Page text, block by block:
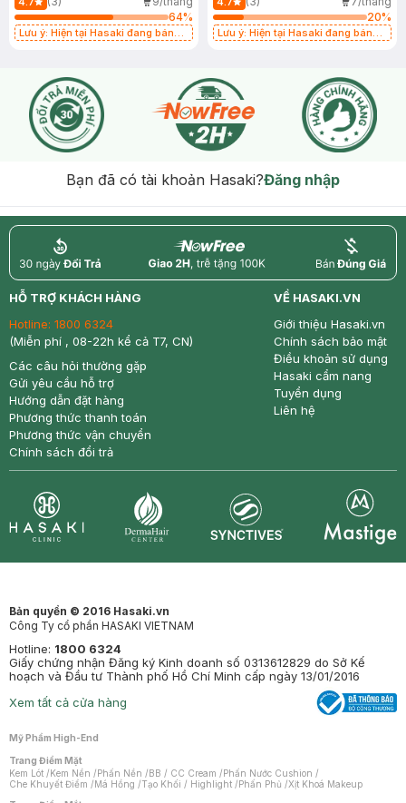
64%
Lưu ý: Hiện tại Hasaki đang bán
20%
Lưu ý: Hiện tại Hasaki đang bán
Bạn đã có tài khoản Hasaki?Đăng nhập
return nowfree price
HỖ TRỢ KHÁCH HÀNG
Hotline: 1800 6324
(Miễn phí , 08-22h kể cả T7, CN)
Các câu hỏi thường gặp
Gửi yêu cầu hỗ trợ
Hướng dẫn đặt hàng
Phương thức thanh toán
Phương thức vận chuyển
Chính sách đổi trả
VỀ HASAKI.VN
Giới thiệu Hasaki.vn
Chính sách bảo mật
Điều khoản sử dụng
Hasaki cẩm nang
Tuyển dụng
Liên hệ
Bản quyền © 2016 Hasaki.vn
Công Ty cổ phần HASAKI VIETNAM
Hotline: 1800 6324
Giấy chứng nhận Đăng ký Kinh doanh số 0313612829 do Sở Kế
hoạch và Đầu tư Thành phố Hồ Chí Minh cấp ngày 13/01/2016
Xem tất cả cửa hàng
Mỹ Phẩm High-End
Trang Điểm Mặt
Kem Lót /Kem Nền /Phấn Nền /BB / CC Cream /Phấn Nước Cushion /
Che Khuyết Điểm /Má Hồng /Tạo Khối / Highlight /Phấn Phủ /Xịt Khoá Makeup